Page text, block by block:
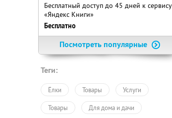
Бесплатный доступ до 45 дней к сервису
«Яндекс Книги»
Бесплатно
Посмотреть популярные
Теги:
Ёлки Товары Услуги
Товары Для дома и дачи